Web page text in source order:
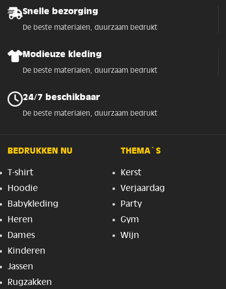
Snelle bezorging
De beste materialen, duurzaam bedrukt
Modieuze kleding
De beste materialen, duurzaam bedrukt
24/7 beschikbaar
De beste materialen, duurzaam bedrukt
BEDRUKKEN NU
T-shirt
Hoodie
Babykleding
Heren
Dames
Kinderen
Jassen
Rugzakken
THEMA`S
Kerst
Verjaardag
Party
Gym
Wijn